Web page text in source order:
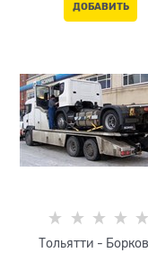
ДОБАВИТЬ
Тольятти -